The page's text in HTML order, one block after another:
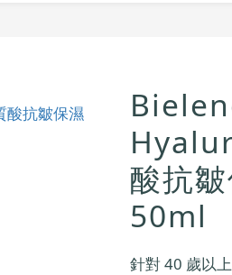
酸抗
50ml
針對 40 歲以